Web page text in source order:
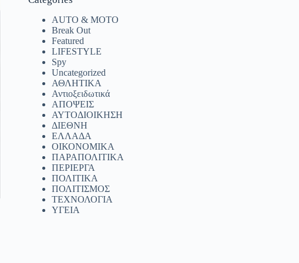
AUTO & MOTO
Break Out
Featured
LIFESTYLE
Spy
Uncategorized
ΑΘΛΗΤΙΚΑ
Αντιοξειδωτικά
ΑΠΟΨΕΙΣ
ΑΥΤΟΔΙΟΙΚΗΣΗ
ΔΙΕΘΝΗ
ΕΛΛΑΔΑ
ΟΙΚΟΝΟΜΙΚΑ
ΠΑΡΑΠΟΛΙΤΙΚΑ
ΠΕΡΙΕΡΓΑ
ΠΟΛΙΤΙΚΑ
ΠΟΛΙΤΙΣΜΟΣ
ΤΕΧΝΟΛΟΓΙΑ
ΥΓΕΙΑ